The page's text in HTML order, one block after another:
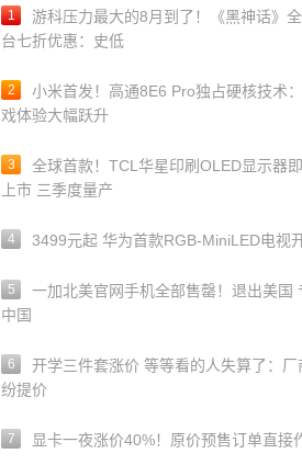
1
游科压力最大的8月到了！《黑神话》
台七折优惠：史低
2
小米首发！高通8E6 Pro独占硬核技术
戏体验大幅跃升
3
全球首款！TCL华星印刷OLED显示器
上市 三季度量产
4 3499元起 华为首款RGB-MiniLED电视
5
一加北美官网手机全部售罄！退出美国
中国
6
开学三件套涨价 等等看的人失算了：厂
纷提价
7 显卡一夜涨价40%！原价预售订单直接